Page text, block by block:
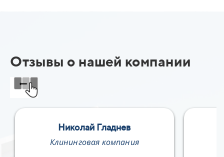
Отзывы о нашей компании
Николай Гладнев
Клининговая компания